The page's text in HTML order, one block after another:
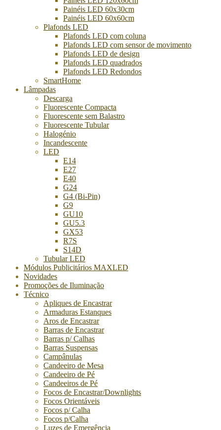
Painéis LED 60x30cm
Painéis LED 60x60cm
Plafonds LED
Plafonds LED com coluna
Plafonds LED com sensor de movimento
Plafonds LED de design
Plafonds LED quadrados
Plafonds LED Redondos
SmartHome
Lâmpadas
Descarga
Fluorescente Compacta
Fluorescente sem Balastro
Fluorescente Tubular
Halogénio
Incandescente
LED
E14
E27
E40
G24
G4 (Bi-Pin)
G9
GU10
GU5.3
GX53
R7S
S14D
Tubular LED
Módulos Publicitários MAXLED
Novidades
Promoções de Iluminação
Técnico
Apliques de Encastrar
Armaduras Estanques
Aros de Encastrar
Barras de Encastrar
Barras p/ Calhas
Barras Suspensas
Campânulas
Candeeiro de Mesa
Candeeiro de Pé
Candeeiros de Pé
Focos de Encastrar/Downlights
Focos Orientáveis
Focos p/ Calha
Focos p/Calha
Luzes de Emergência